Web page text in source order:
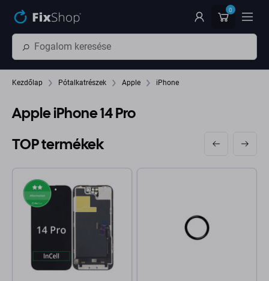
0
Kezdőlap Pótalkatrészek Apple iPhone
Apple iPhone 14 Pro
TOP termékek